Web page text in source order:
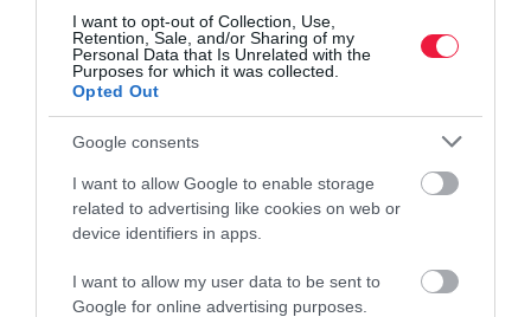
I want to opt-out of Collection, Use,
Retention, Sale, and/or Sharing of my
Personal Data that Is Unrelated with the
Purposes for which it was collected.
Opted Out
Google consents
I want to allow Google to enable storage
related to advertising like cookies on web or
device identifiers in apps.
I want to allow my user data to be sent to
Google for online advertising purposes.
Olvasd el ezt is!
Ilyenkor derül ki, mi a legnagyobb érték a
export kkv távolság logisztika szállítás